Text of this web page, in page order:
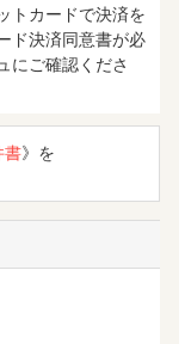
トカードで決済を
ド決済同意書が必
にご確認くださ
書》を